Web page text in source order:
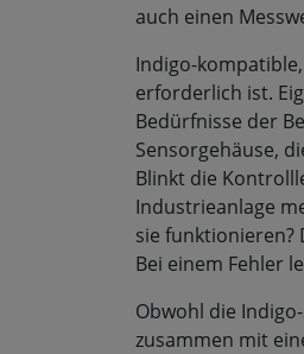
auch einen
Indigo-
erforderlich ist.
Bedürfnisse der
Sensorgehäuse,
Blinkt die
Industrieanlage
sie funktionieren?
Bei einem Fehler
Obwohl die
zusammen mit